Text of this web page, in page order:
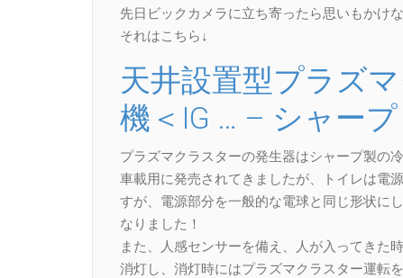
先日ビックカメラに立ち寄ったら思いもかけ
それはこちら↓
天井設置型プラズ
機＜IG … – シャープ
プラズマクラスターの発生器はシャープ製の
車載用に発売されてきましたが、トイレは電
すが、電源部分を一般的な電球と同じ形状に
なりました！
また、人感センサーを備え、人が入ってきた
消灯し、消灯時にはプラズマクラスター運転